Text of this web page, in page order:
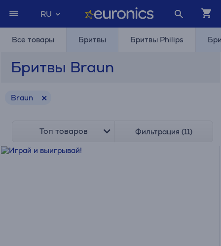
RU
Все товары Бритвы Бритвы Philips
Бритвы Braun
Braun
Топ товаров Фильтрация (11)